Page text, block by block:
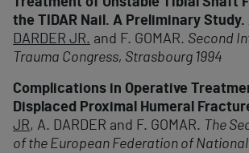
the TIDAR Nail. A Preliminary Study.
DARDER JR. and F. GOMAR. Second
Trauma Congress, Strasbourg 1994
Complications in Operative
Displaced Proximal Humeral
JR, A. DARDER and F. GOMAR. The
of the European Federation of